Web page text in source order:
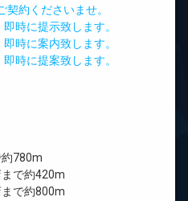
契約くださいませ。
時に提示致します。
時に案内致します。
時に提案致します。
780m
で約420m
で約800m